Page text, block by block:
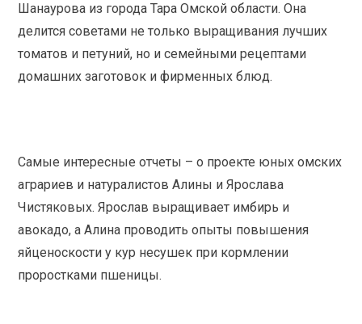
Шанаурова из города Тара Омской области. Она
делится советами не только выращивания лучших
томатов и петуний, но и семейными рецептами
домашних заготовок и фирменных блюд.
Самые интересные отчеты – о проекте юных омских
аграриев и натуралистов Алины и Ярослава
Чистяковых. Ярослав выращивает имбирь и
авокадо, а Алина проводить опыты повышения
яйценоскости у кур несушек при кормлении
проростками пшеницы.